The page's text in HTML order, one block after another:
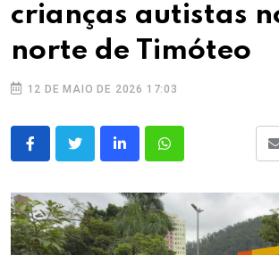
crianças autistas
norte de Timóteo
12 DE MAIO DE 2026 17:03